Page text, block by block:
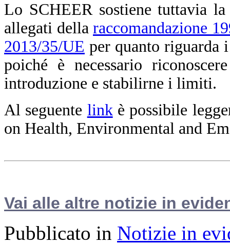
Lo SCHEER sostiene tuttavia
allegati della raccomandazione
2013/35/UE per quanto riguarda
poiché è necessario
introduzione e stabilirne i limiti.
Al seguente linkè possibile
on Health, Environmental and
Vai alle altre notizie in
Pubblicato in Notizie in